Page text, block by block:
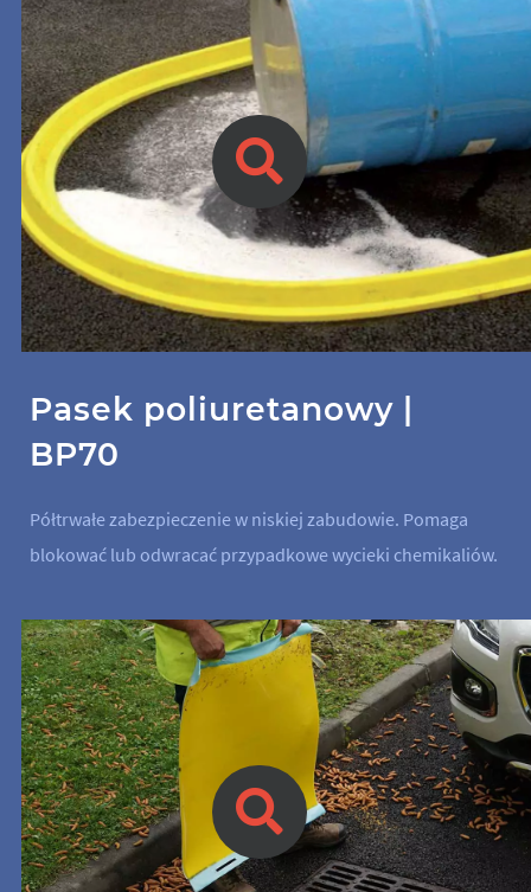
Pasek poliuretanowy |
BP70
Półtrwałe zabezpieczenie w niskiej zabudowie. Pomaga
blokować lub odwracać przypadkowe wycieki chemikaliów.